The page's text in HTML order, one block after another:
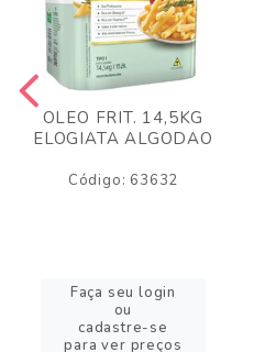
OLEO FRIT. 14,5KG
ELOGIATA ALGODAO
Código: 63632
Faça seu login
ou
cadastre-se
para ver preços